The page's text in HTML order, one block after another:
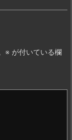
※ が付いている欄